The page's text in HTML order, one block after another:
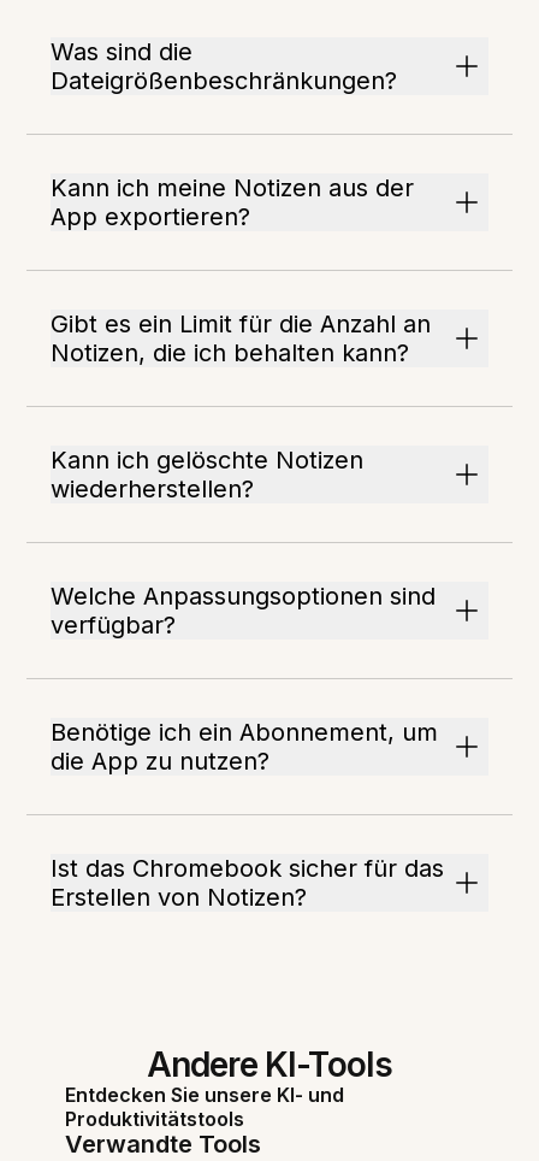
Was sind die
Dateigrößenbeschränkungen?
Kann ich meine Notizen aus der
App exportieren?
Gibt es ein Limit für die Anzahl an
Notizen, die ich behalten kann?
Kann ich gelöschte Notizen
wiederherstellen?
Welche Anpassungsoptionen sind
verfügbar?
Benötige ich ein Abonnement, um
die App zu nutzen?
Ist das Chromebook sicher für das
Erstellen von Notizen?
Andere KI-Tools
Entdecken Sie unsere KI- und
Produktivitätstools
Verwandte Tools